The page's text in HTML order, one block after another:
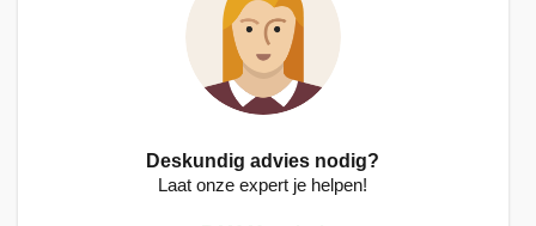
Deskundig advies nodig?
Laat onze expert je helpen!